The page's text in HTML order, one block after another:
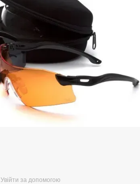
Увійти за допомогою